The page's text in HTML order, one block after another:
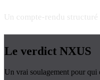
Un compte-rendu
Le verdict NXUS
Un vrai soulagement pour qui